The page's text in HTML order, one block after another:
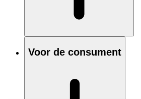
Voor de consument